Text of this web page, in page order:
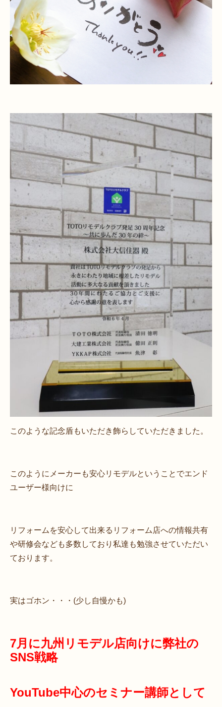
このような記念盾もいただき飾らしていただきました。
このようにメーカーも安心リモデルということでエンド
ユーザー様向けに
リフォームを安心して出来るリフォーム店への情報共有
や研修会なども多数しており私達も勉強させていただい
ております。
実はゴホン・・・(少し自慢かも)
7月に九州リモデル店向けに弊社の
SNS戦略
YouTube中心のセミナー講師として